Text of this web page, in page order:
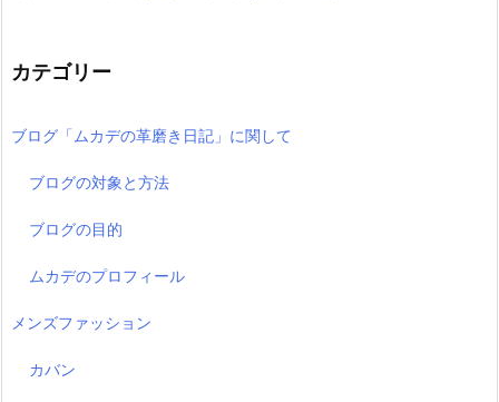
カテゴリー
ブログ「ムカデの革磨き日記」に関して
ブログの対象と方法
ブログの目的
ムカデのプロフィール
メンズファッション
カバン